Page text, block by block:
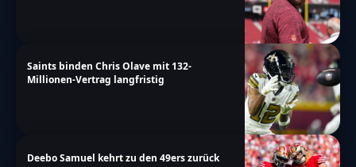
Saints binden Chris Olave mit 132-
Millionen-Vertrag langfristig
Deebo Samuel kehrt zu den 49ers zurück